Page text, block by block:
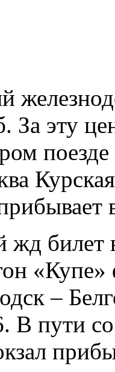
За эту
билет
–
В пути